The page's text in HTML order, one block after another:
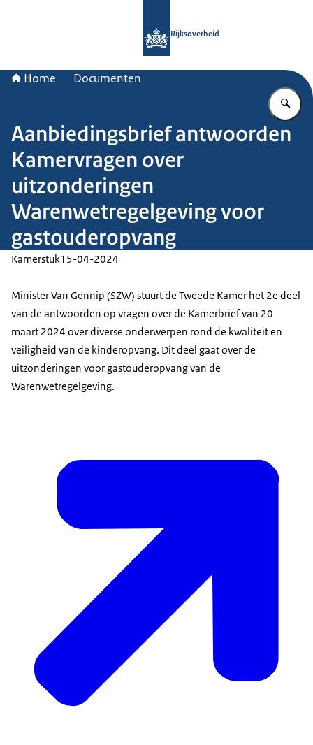
Rijksoverheid
Home Documenten
Aanbiedingsbrief antwoorden
Kamervragen over
uitzonderingen
Warenwetregelgeving voor
gastouderopvang
Kamerstuk15-04-2024
Minister Van Gennip (SZW) stuurt de Tweede Kamer het 2e deel
van de antwoorden op vragen over de Kamerbrief van 20
maart 2024 over diverse onderwerpen rond de kwaliteit en
veiligheid van de kinderopvang. Dit deel gaat over de
uitzonderingen voor gastouderopvang van de
Warenwetregelgeving.